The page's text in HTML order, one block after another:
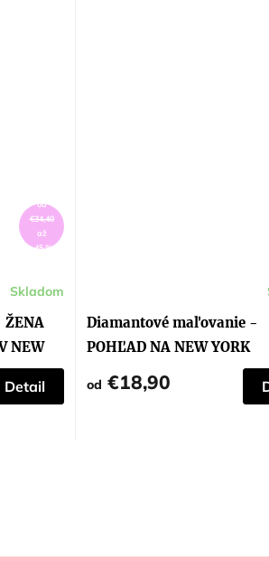
od
€34,40
až
–45 %
NEW
Skladom
Detail
Diamantové maľovanie -
POHĽAD NA NEW YORK
od €18,90